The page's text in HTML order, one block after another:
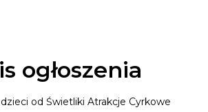
ogłoszenia
od Świetliki Atrakcje Cyrkowe